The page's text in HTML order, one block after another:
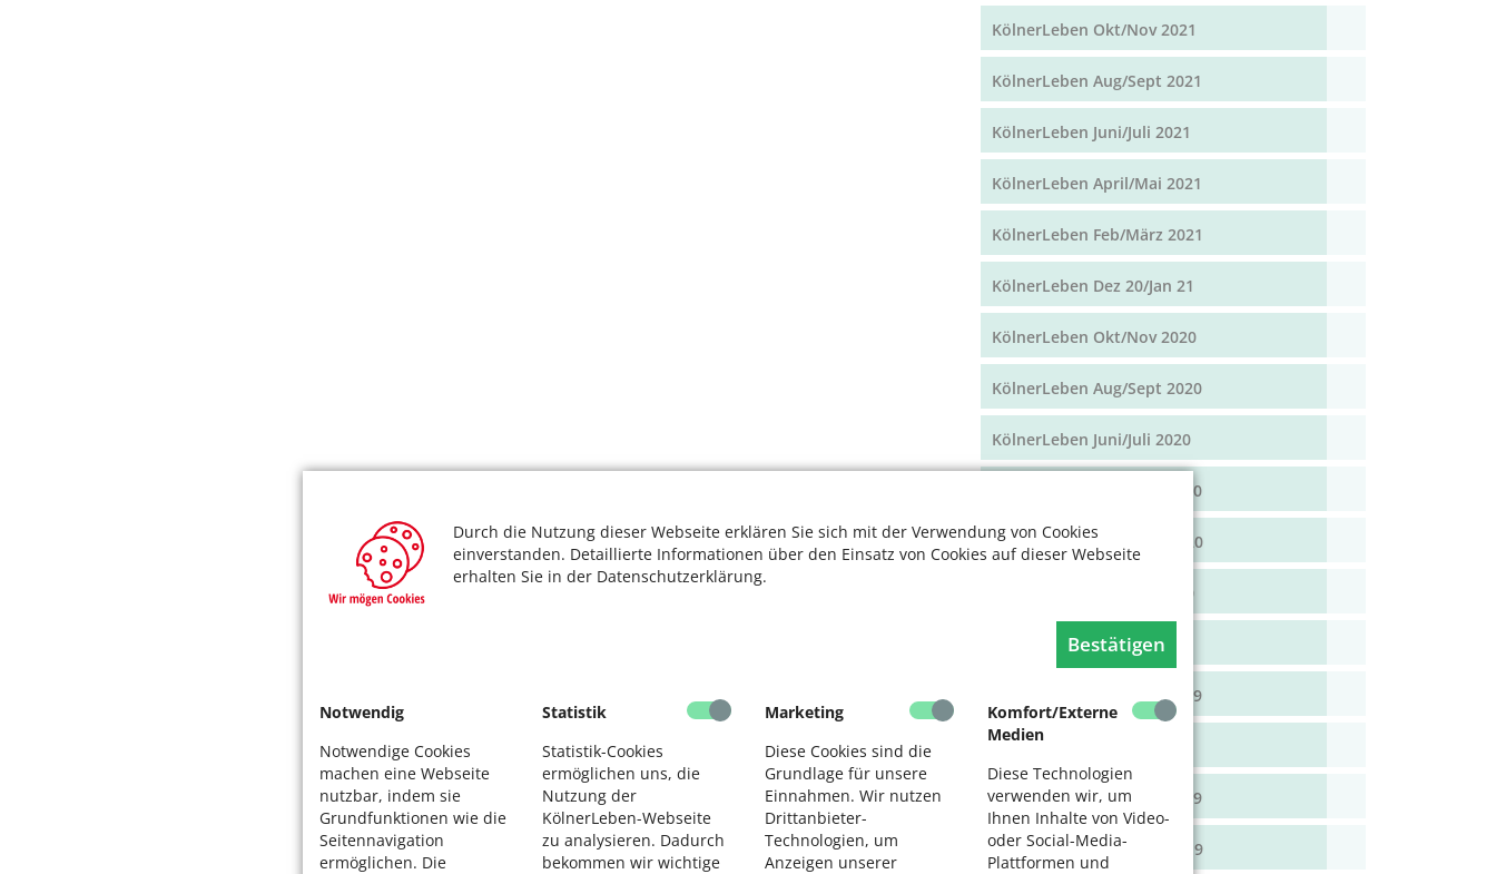
Durch die Nutzung dieser Webseite erklären Sie sich mit der Verwendung von Cookies
einverstanden. Detaillierte Informationen über den Einsatz von Cookies auf dieser Webseite
erhalten Sie in der Datenschutzerklärung.
Bestätigen
Notwendig
Notwendige Cookies
machen eine Webseite
nutzbar, indem sie
Grundfunktionen wie die
Seitennavigation
ermöglichen. Die
Statistik
Statistik-Cookies
ermöglichen uns, die
Nutzung der
KölnerLeben-Webseite
zu analysieren. Dadurch
bekommen wir wichtige
Marketing
Diese Cookies sind die
Grundlage für unsere
Einnahmen. Wir nutzen
Drittanbieter-
Technologien, um
Anzeigen unserer
Komfort/Externe
Medien
Diese Technologien
verwenden wir, um
Ihnen Inhalte von Video-
oder Social-Media-
Plattformen und
KölnerLeben Okt/Nov 2021
KölnerLeben Aug/Sept 2021
KölnerLeben Juni/Juli 2021
KölnerLeben April/Mai 2021
KölnerLeben Feb/März 2021
KölnerLeben Dez 20/Jan 21
KölnerLeben Okt/Nov 2020
KölnerLeben Aug/Sept 2020
KölnerLeben Juni/Juli 2020
KölnerLeben April/Mai 2020
KölnerLeben Feb/März 2020
KölnerLeben Dez 19/Jan 20
KölnerLeben Okt/Nov 19
KölnerLeben Aug/Sept 2019
KölnerLeben Juni/Juli 2019
KölnerLeben April/Mai 2019
KölnerLeben Feb/März 2019